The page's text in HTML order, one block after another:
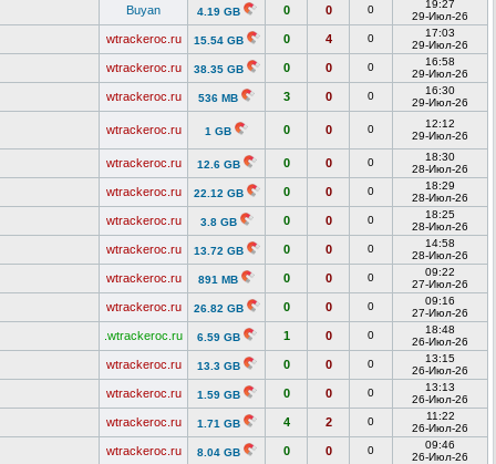
Buyan 4.19 GB 0 0 0
19:27
29-Июл-26
wtrackeroc.ru 15.54 GB 0 4 0
17:03
29-Июл-26
wtrackeroc.ru 38.35 GB 0 0 0
16:58
29-Июл-26
wtrackeroc.ru 536 MB 3 0 0
16:30
29-Июл-26
wtrackeroc.ru 1 GB 0 0 0
12:12
29-Июл-26
wtrackeroc.ru 12.6 GB 0 0 0
18:30
28-Июл-26
wtrackeroc.ru 22.12 GB 0 0 0
18:29
28-Июл-26
wtrackeroc.ru 3.8 GB 0 0 0
18:25
28-Июл-26
wtrackeroc.ru 13.72 GB 0 0 0
14:58
28-Июл-26
wtrackeroc.ru 891 MB 0 0 0
09:22
27-Июл-26
wtrackeroc.ru 26.82 GB 0 0 0
09:16
27-Июл-26
.wtrackeroc.ru 6.59 GB 1 0 0
18:48
26-Июл-26
wtrackeroc.ru 13.3 GB 0 0 0
13:15
26-Июл-26
wtrackeroc.ru 1.59 GB 0 0 0
13:13
26-Июл-26
wtrackeroc.ru 1.71 GB 4 2 0
11:22
26-Июл-26
wtrackeroc.ru 8.04 GB 0 0 0
09:46
26-Июл-26